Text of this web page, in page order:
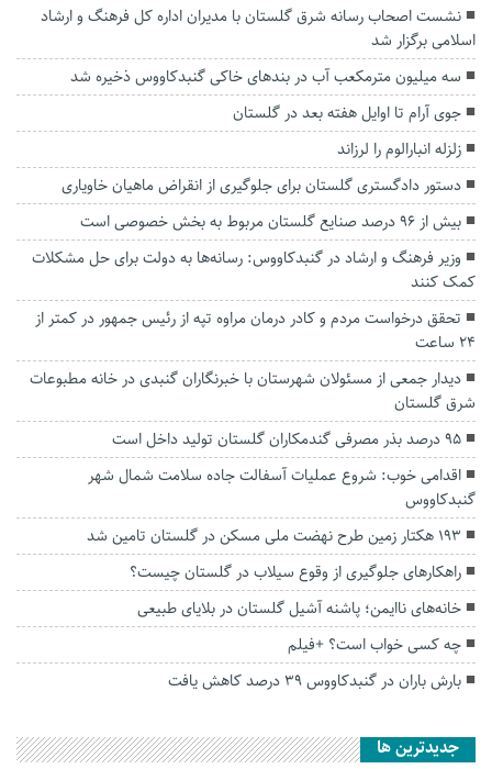
نشست اصحاب رسانه شرق گلستان با مدیران اداره کل فرهنگ و ارشاد
اسلامی برگزار شد
سه میلیون مترمکعب آب در بندهای خاکی گنبدکاووس ذخیره شد
جوی آرام تا اوایل هفته بعد در گلستان
زلزله انبارالوم را لرزاند
دستور دادگستری گلستان برای جلوگیری از انقراض ماهیان خاویاری
بیش از ۹۶ درصد صنایع گلستان مربوط به بخش خصوصی است
وزیر فرهنگ و ارشاد در گنبدکاووس: رسانه‌ها به دولت برای حل مشکلات
کمک کنند
تحقق درخواست مردم و کادر درمان مراوه تپه از رئیس جمهور در کمتر از
۲۴ ساعت
دیدار جمعی از مسئولان شهرستان با خبرنگاران گنبدی در خانه مطبوعات
شرق گلستان
۹۵ درصد بذر مصرفی گندمکاران گلستان تولید داخل است
اقدامی خوب: شروع عملیات آسفالت جاده سلامت شمال شهر
گنبدکاووس
۱۹۳ هکتار زمین طرح نهضت ملی مسکن در گلستان تامین شد
راهکارهای جلوگیری از وقوع سیلاب در گلستان چیست؟
خانه‌های ناایمن؛ پاشنه آشیل گلستان در بلایای طبیعی
چه کسی‌ خواب‌ است؟ +فیلم
بارش باران در گنبدکاووس ۳۹ درصد کاهش یافت
جديدترين ها